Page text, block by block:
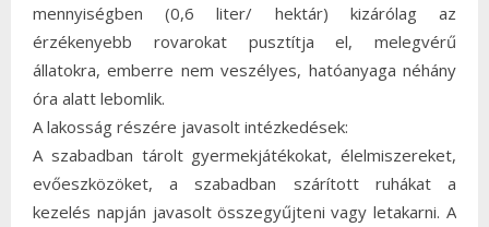
mennyiségben (0,6 liter/ hektár) kizárólag az
érzékenyebb rovarokat pusztítja el, melegvérű
állatokra, emberre nem veszélyes, hatóanyaga néhány
óra alatt lebomlik.
A lakosság részére javasolt intézkedések:
A szabadban tárolt gyermekjátékokat, élelmiszereket,
evőeszközöket, a szabadban szárított ruhákat a
kezelés napján javasolt összegyűjteni vagy letakarni. A